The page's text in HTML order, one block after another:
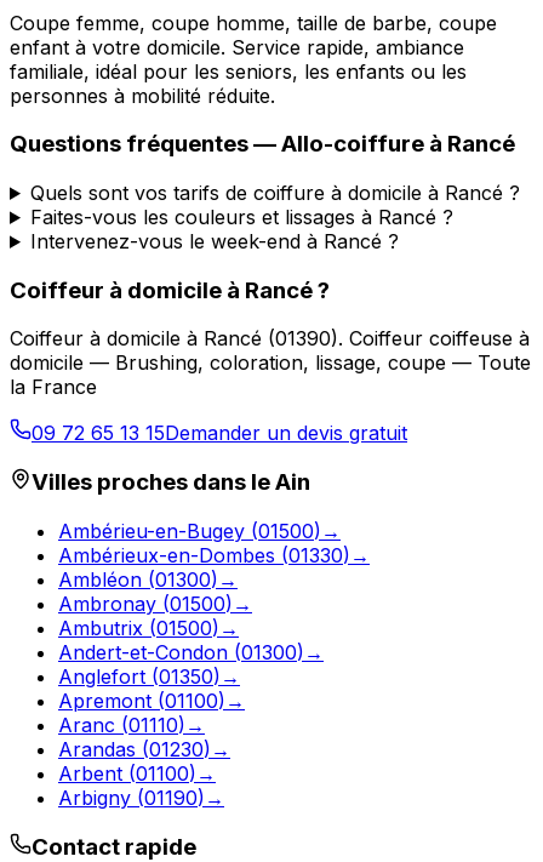
Coupe femme, coupe homme, taille de barbe, coupe
enfant à votre domicile. Service rapide, ambiance
familiale, idéal pour les seniors, les enfants ou les
personnes à mobilité réduite.
Questions fréquentes —Allo-coiffure à Rancé
Quels sont vos tarifs de coiffure à domicile à Rancé ?
Faites-vous les couleurs et lissages à Rancé ?
Intervenez-vous le week-end à Rancé ?
Coiffeur à domicile à Rancé?
Coiffeur à domicile à Rancé (01390). Coiffeur coiffeuse à
domicile — Brushing, coloration, lissage, coupe — Toute
la France
09 72 65 13 15Demander un devis gratuit
Villes proches dans leAin
Ambérieu-en-Bugey (01500) →
Ambérieux-en-Dombes (01330) →
Ambléon (01300) →
Ambronay (01500) →
Ambutrix (01500) →
Andert-et-Condon (01300) →
Anglefort (01350) →
Apremont (01100) →
Aranc (01110) →
Arandas (01230) →
Arbent (01100) →
Arbigny (01190) →
Contact rapide